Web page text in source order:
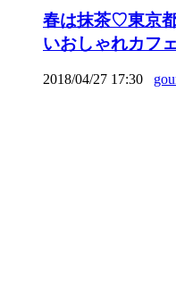
春は抹茶♡東京
いおしゃれカフ
2018/04/27 17:30